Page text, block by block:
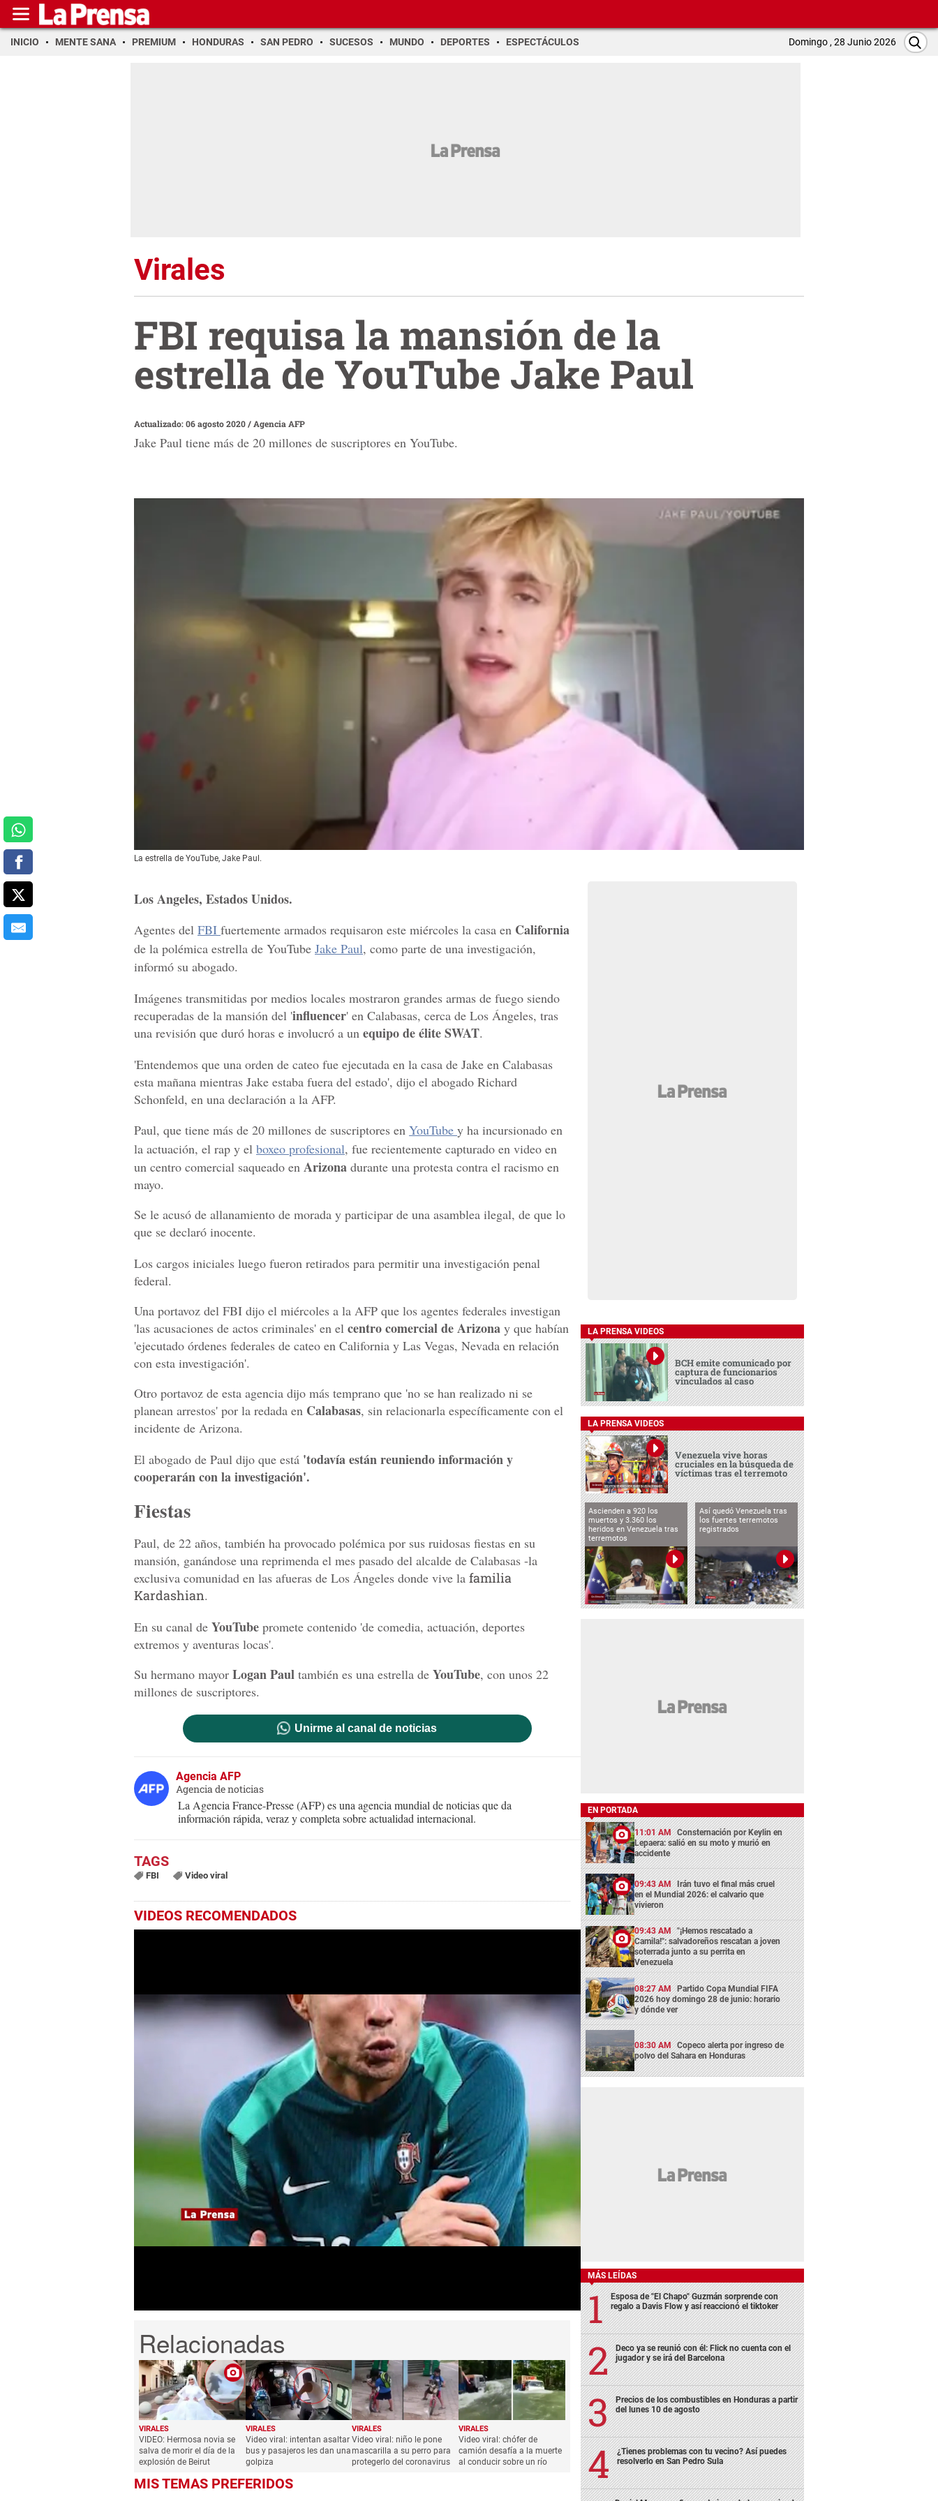
INICIO MENTE SANA PREMIUM HONDURAS SAN PEDRO SUCESOS MUNDO DEPORTES ESPECTÁCULOS Domingo , 28 Junio 2026
Virales
FBI requisa la mansión de la
estrella de YouTube Jake Paul
Actualizado: 06 agosto 2020/ Agencia AFP
Jake Paul tiene más de 20 millones de suscriptores en YouTube.
La estrella de YouTube, Jake Paul.
Los Angeles, Estados Unidos.
Agentes del FBI fuertemente armados requisaron este miércoles la casa en California
de la polémica estrella de YouTube Jake Paul, como parte de una investigación,
informó su abogado.
Imágenes transmitidas por medios locales mostraron grandes armas de fuego siendo
recuperadas de la mansión del 'influencer' en Calabasas, cerca de Los Ángeles, tras
una revisión que duró horas e involucró a un equipo de élite SWAT.
'Entendemos que una orden de cateo fue ejecutada en la casa de Jake en Calabasas
esta mañana mientras Jake estaba fuera del estado', dijo el abogado Richard
Schonfeld, en una declaración a la AFP.
Paul, que tiene más de 20 millones de suscriptores en YouTube y ha incursionado en
la actuación, el rap y el boxeo profesional, fue recientemente capturado en video en
un centro comercial saqueado en Arizona durante una protesta contra el racismo en
mayo.
Se le acusó de allanamiento de morada y participar de una asamblea ilegal, de que lo
que se declaró inocente.
Los cargos iniciales luego fueron retirados para permitir una investigación penal
federal.
Una portavoz del FBI dijo el miércoles a la AFP que los agentes federales investigan
'las acusaciones de actos criminales' en el centro comercial de Arizona y que habían
'ejecutado órdenes federales de cateo en California y Las Vegas, Nevada en relación
con esta investigación'.
Otro portavoz de esta agencia dijo más temprano que 'no se han realizado ni se
planean arrestos' por la redada en Calabasas, sin relacionarla específicamente con el
incidente de Arizona.
El abogado de Paul dijo que está 'todavía están reuniendo información y
cooperarán con la investigación'.
Fiestas
Paul, de 22 años, también ha provocado polémica por sus ruidosas fiestas en su
mansión, ganándose una reprimenda el mes pasado del alcalde de Calabasas -la
exclusiva comunidad en las afueras de Los Ángeles donde vive la familia
Kardashian.
En su canal de YouTube promete contenido 'de comedia, actuación, deportes
extremos y aventuras locas'.
Su hermano mayor Logan Paul también es una estrella de YouTube, con unos 22
millones de suscriptores.
Unirme al canal de noticias
Agencia AFP
Agencia de noticias
La Agencia France-Presse (AFP) es una agencia mundial de noticias que da
información rápida, veraz y completa sobre actualidad internacional.
FBI Video viral
VIDEOS RECOMENDADOS
1
VIRALES
VIDEO: Hermosa novia se
salva de morir el día de la
explosión de Beirut
VIRALES
Video viral: intentan asaltar
bus y pasajeros les dan una
golpiza
VIRALES
Video viral: niño le pone
mascarilla a su perro para
protegerlo del coronavirus
VIRALES
Video viral: chófer de
camión desafía a la muerte
al conducir sobre un río
MIS TEMAS PREFERIDOS
LA PRENSA VIDEOS
BCH emite comunicado por
captura de funcionarios
vinculados al caso
LA PRENSA VIDEOS
Venezuela vive horas
cruciales en la búsqueda de
víctimas tras el terremoto
Ascienden a 920 los
muertos y 3.360 los
heridos en Venezuela tras
terremotos
Así quedó Venezuela tras
los fuertes terremotos
registrados
EN PORTADA
11:01 AM Consternación por Keylin en
Lepaera: salió en su moto y murió en
accidente
09:43 AM Irán tuvo el final más cruel
en el Mundial 2026: el calvario que
vivieron
09:43 AM "¡Hemos rescatado a
Camila!": salvadoreños rescatan a joven
soterrada junto a su perrita en
Venezuela
08:27 AM Partido Copa Mundial FIFA
2026 hoy domingo 28 de junio: horario
y dónde ver
08:30 AM Copeco alerta por ingreso de
polvo del Sahara en Honduras
MÁS LEÍDAS
Esposa de "El Chapo" Guzmán sorprende con
regalo a Davis Flow y así reaccionó el tiktoker
Deco ya se reunió con él: Flick no cuenta con el
jugador y se irá del Barcelona
Precios de los combustibles en Honduras a partir
del lunes 10 de agosto
¿Tienes problemas con tu vecino? Así puedes
resolverlo en San Pedro Sula